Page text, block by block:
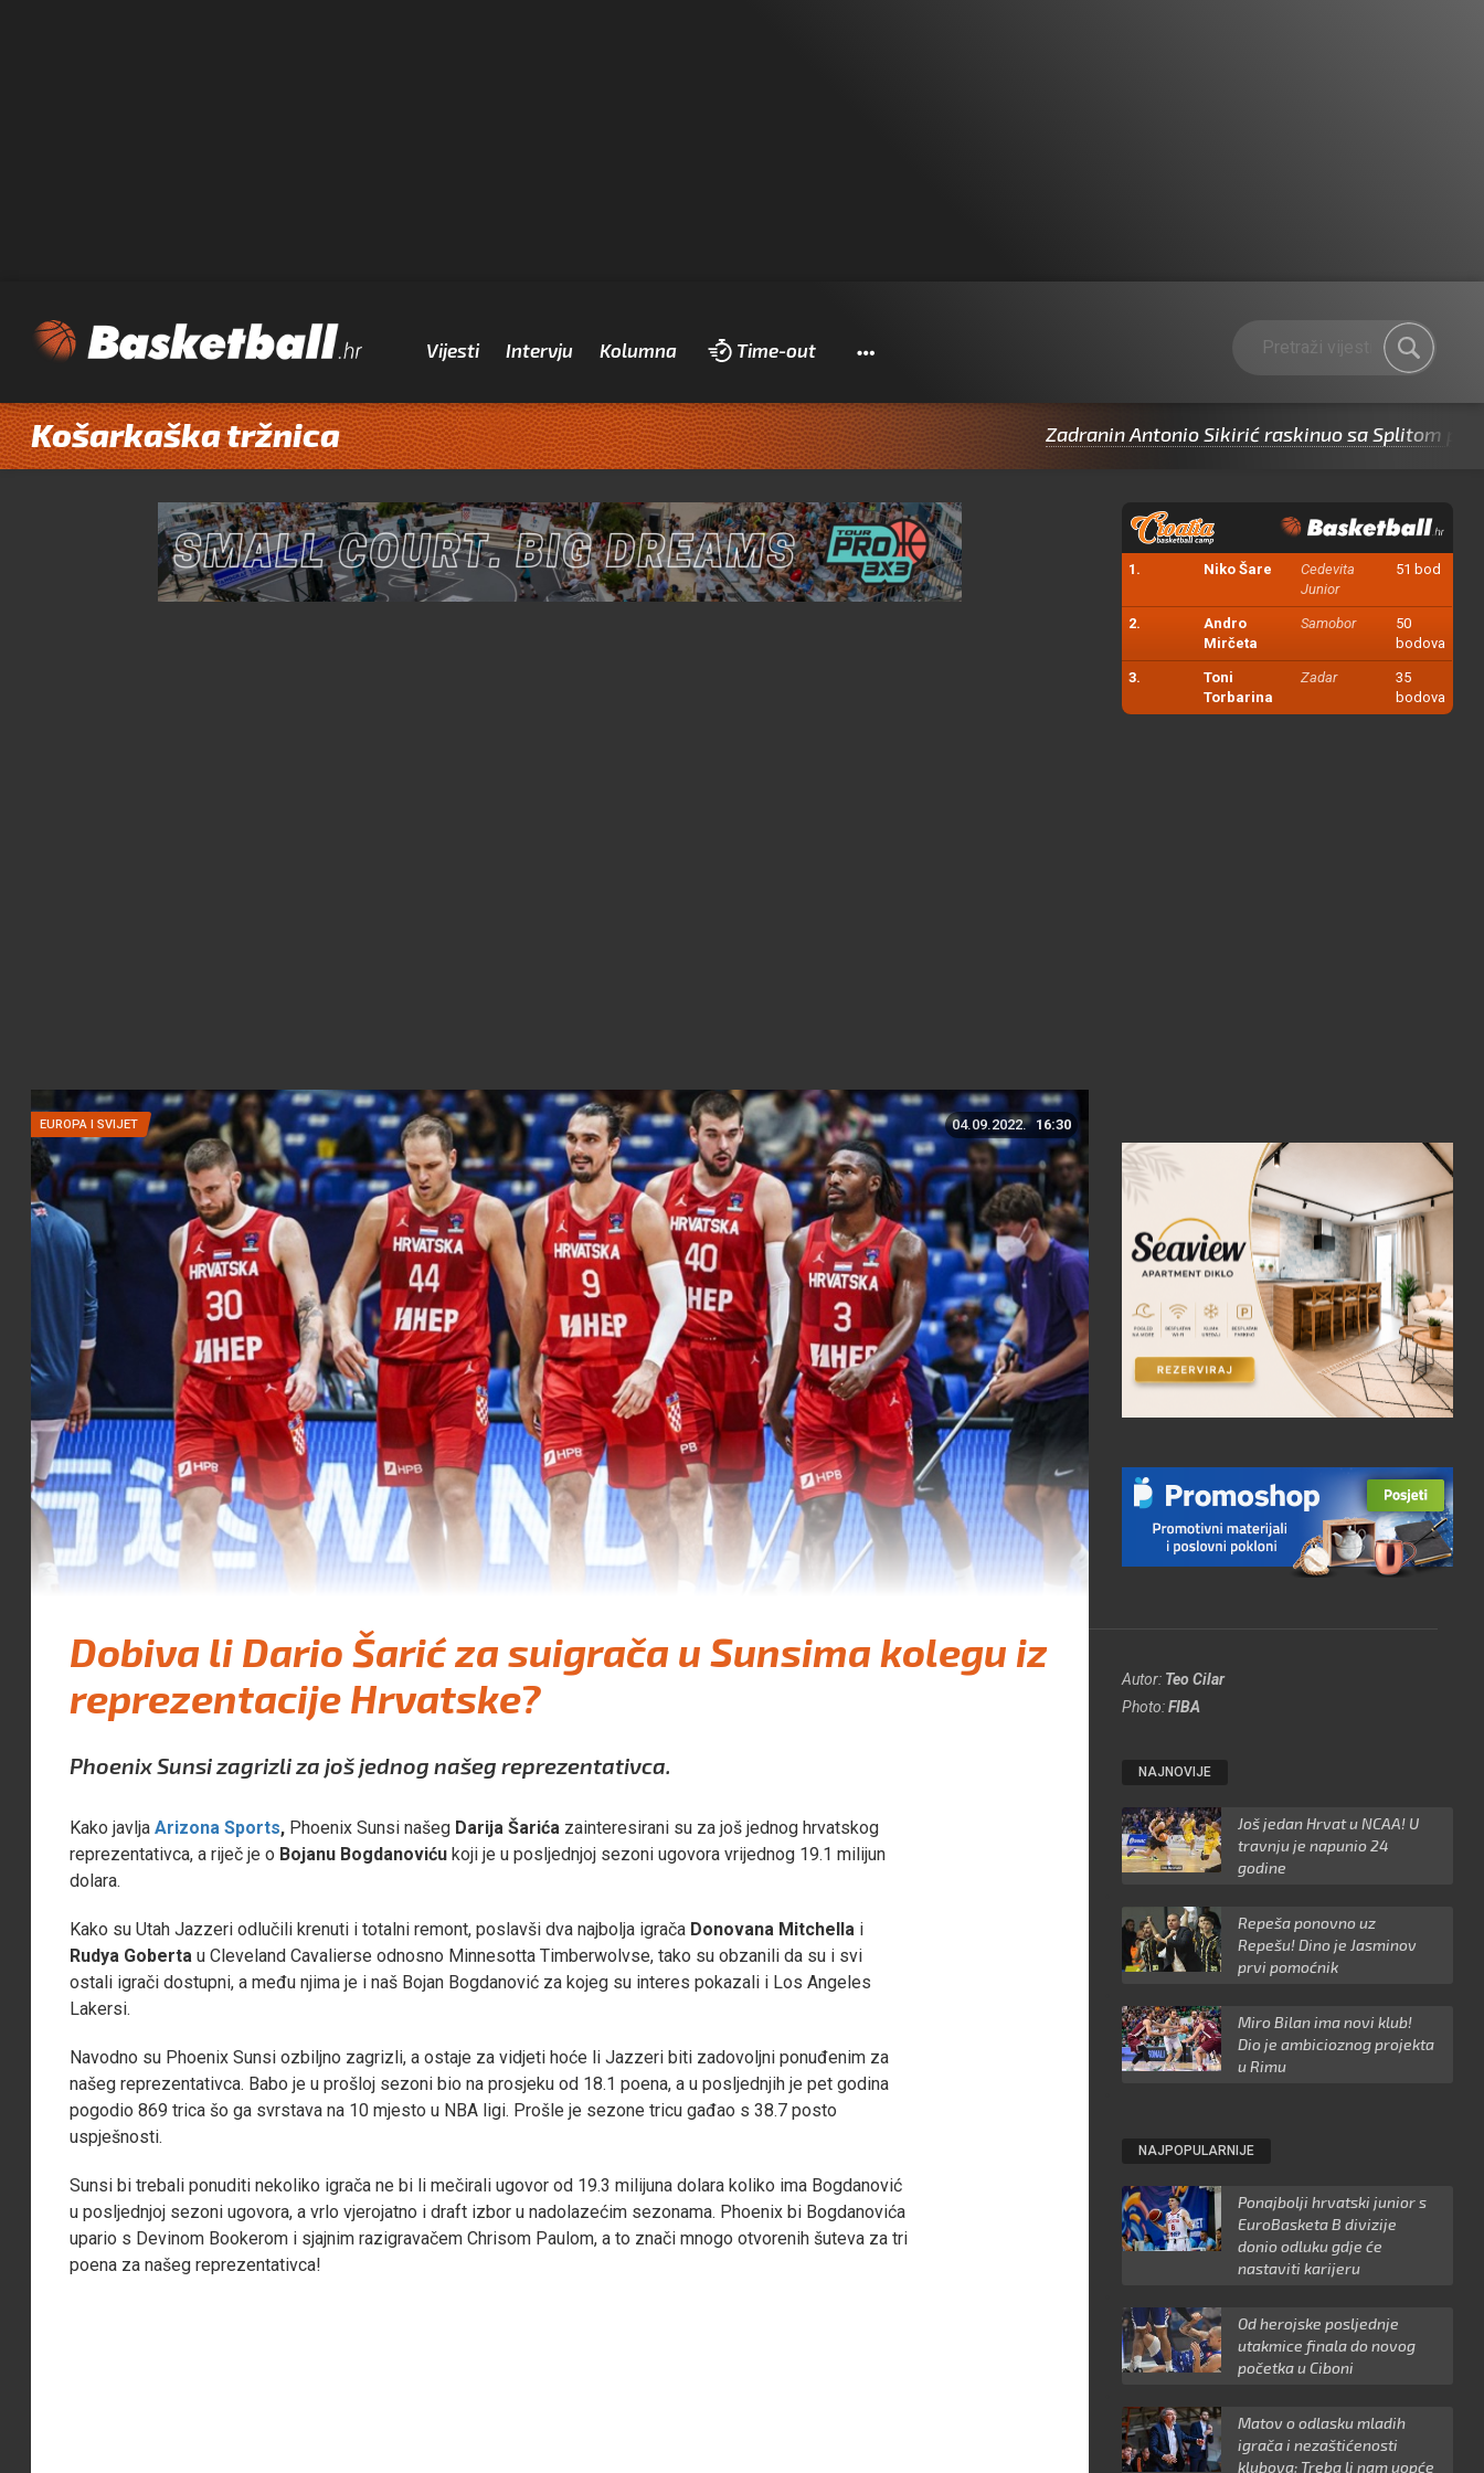
Vijesti Intervju Kolumna Time-out Pretraži
Košarkaška tržnica Zadranin Antonio Sikirić raskinuo sa Splitom pa potpisao
1. Niko Šare
Cedevita
Junior
51 bod
2.
Andro
Mirčeta
Samobor
50
bodova
3.
Toni
Torbarina
Zadar
35
bodova
EUROPA I SVIJET 04.09.2022. 16:30
Dobiva li Dario Šarić za suigrača u Sunsima kolegu iz
reprezentacije Hrvatske?
Autor: Teo Cilar
Photo:FIBA
Phoenix Sunsi zagrizli za još jednog našeg reprezentativca.
Kako javljaArizona Sports, Phoenix Sunsi našeg Darija Šarića zainteresirani su za još jednog hrvatskog
reprezentativca, a riječ je o Bojanu Bogdanoviću koji je u posljednjoj sezoni ugovora vrijednog 19.1 milijun
dolara.
Kako su Utah Jazzeri odlučili krenuti i totalni remont, poslavši dva najbolja igrača Donovana Mitchella i
Rudya Goberta u Cleveland Cavalierse odnosno Minnesotta Timberwolvse, tako su obzanili da su i svi
ostali igrači dostupni, a među njima je i naš Bojan Bogdanović za kojeg su interes pokazali i Los Angeles
Lakersi.
Navodno su Phoenix Sunsi ozbiljno zagrizli, a ostaje za vidjeti hoće li Jazzeri biti zadovoljni ponuđenim za
našeg reprezentativca. Babo je u prošloj sezoni bio na prosjeku od 18.1 poena, a u posljednjih je pet godina
pogodio 869 trica šo ga svrstava na 10 mjesto u NBA ligi. Prošle je sezone tricu gađao s 38.7 posto
uspješnosti.
Sunsi bi trebali ponuditi nekoliko igrača ne bi li mečirali ugovor od 19.3 milijuna dolara koliko ima Bogdanović
u posljednjoj sezoni ugovora, a vrlo vjerojatno i draft izbor u nadolazećim sezonama. Phoenix bi Bogdanovića
upario s Devinom Bookerom i sjajnim razigravačem Chrisom Paulom, a to znači mnogo otvorenih šuteva za tri
poena za našeg reprezentativca!
NAJNOVIJE
Još jedan Hrvat u NCAA! U
travnju je napunio 24
godine
Repeša ponovno uz
Repešu! Dino je Jasminov
prvi pomoćnik
Miro Bilan ima novi klub!
Dio je ambicioznog projekta
u Rimu
NAJPOPULARNIJE
Ponajbolji hrvatski junior s
EuroBasketa B divizije
donio odluku gdje će
nastaviti karijeru
Od herojske posljednje
utakmice finala do novog
početka u Ciboni
Matov o odlasku mladih
igrača i nezaštićenosti
klubova: Treba li nam uopće